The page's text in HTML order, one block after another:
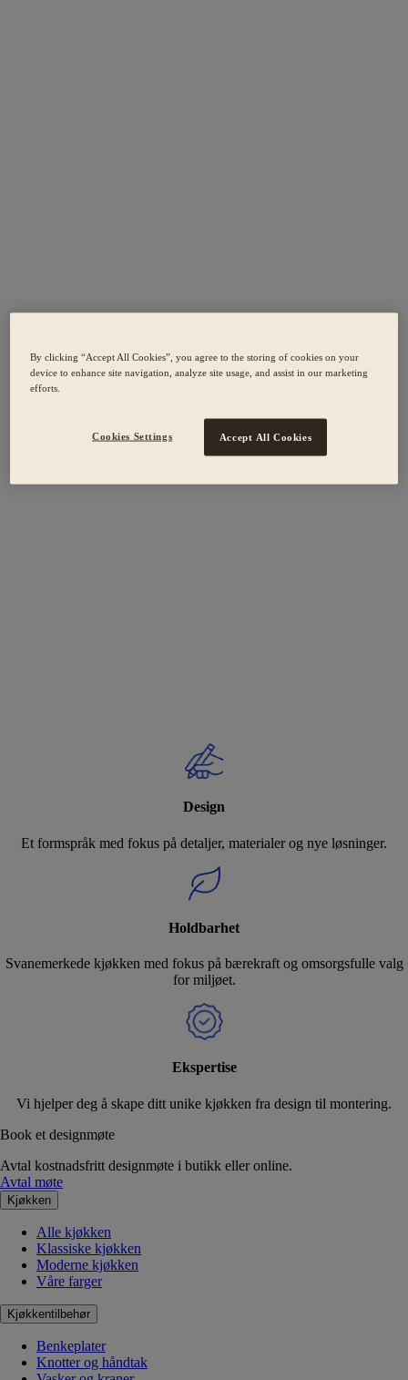
Design
Et formspråk med fokus på detaljer, materialer og nye løsninger.
Holdbarhet
Svanemerkede kjøkken med fokus på bærekraft og omsorgsfulle valg
for miljøet.
Ekspertise
Vi hjelper deg å skape ditt unike kjøkken fra design til montering.
Book et designmøte
Avtal kostnadsfritt designmøte i butikk eller online.
Avtal møte
Kjøkken
Alle kjøkken
Klassiske kjøkken
Moderne kjøkken
Våre farger
Kjøkkentilbehør
Benkeplater
Knotter og håndtak
By clicking “Accept All Cookies”, you agree to the storing of cookies on your
device to enhance site navigation, analyze site usage, and assist in our marketing
efforts.
Cookies Settings Accept All Cookies